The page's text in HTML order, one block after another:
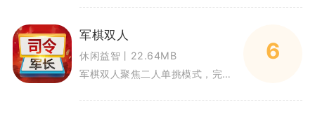
军棋双人
休闲益智丨22.64MB
军棋双人聚焦二人单挑模式，完整还原传统陆战军棋基础规则，剔除四国组队对战机制，专注打造一对一策略博弈体验。对局拥有暗棋、
6